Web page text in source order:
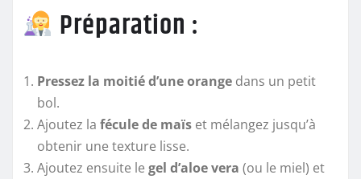
Préparation :
Pressez la moitié d’une orange dans un petit
bol.
Ajoutez la fécule de maïs et mélangez jusqu’à
obtenir une texture lisse.
Ajoutez ensuite le gel d’aloe vera (ou le miel) et